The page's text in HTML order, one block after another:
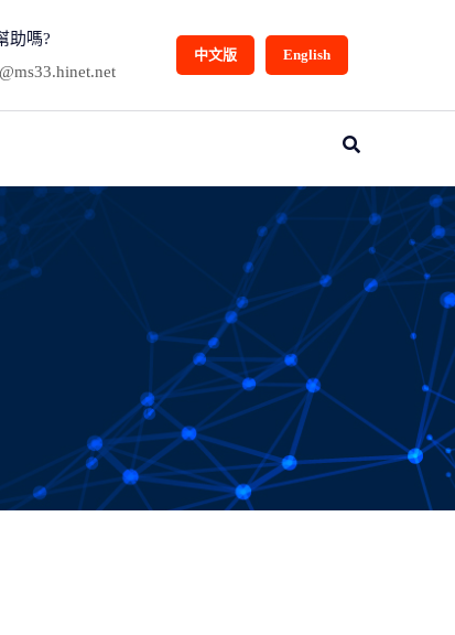
中文版 English
助嗎?